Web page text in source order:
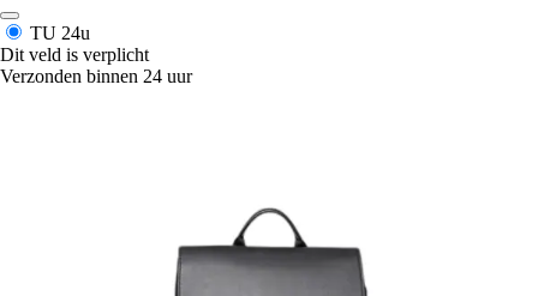
TU 24u
Dit veld is verplicht
Verzonden binnen 24 uur